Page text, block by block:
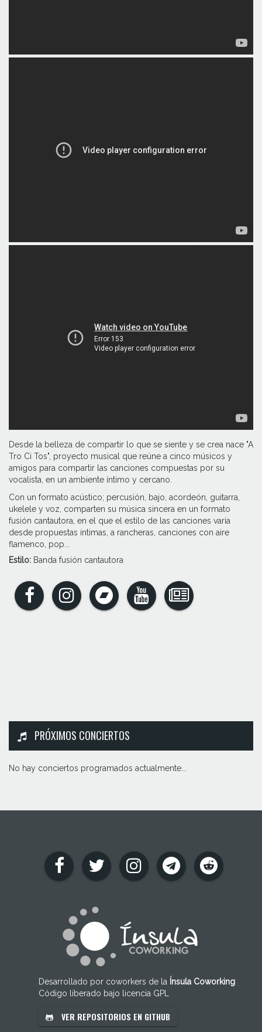
Desde la belleza de compartir lo que se siente y se crea nace "A
Tro Ci Tos", proyecto musical que reúne a cinco músicos y
amigos para compartir las canciones compuestas por su
vocalista, en un ambiente íntimo y cercano.
Con un formato acústico; percusión, bajo, acordeón, guitarra,
ukelele y voz, comparten su música sincera en un formato
fusión cantautora, en el que el estilo de las canciones varía
desde propuestas íntimas, a rancheras, canciones con aire
flamenco, pop...
Estilo: Banda fusión cantautora
PRÓXIMOS CONCIERTOS
No hay conciertos programados actualmente...
Desarrollado por coworkers de la Ínsula Coworking
Código liberado bajo licencia GPL
VER REPOSITORIOS EN GITHUB